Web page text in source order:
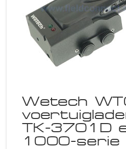
Wetech
TK-3701D
1000-serie